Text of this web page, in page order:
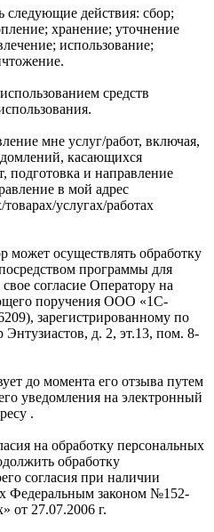
следующие действия: сбор;
хранение; уточнение
использование;
средств
мне услуг/работ, включая,
касающихся
подготовка и направление
в мой адрес
услугах/работах
может осуществлять обработку
программы для
согласие Оператору на
поручения ООО «1С-
зарегистрированному по
Энтузиастов, д. 2, эт.13, пом. 8-
до момента его отзыва путем
уведомления на электронный
.
на обработку персональных
обработку
согласия при наличии
Федеральным законом №152-
от 27.07.2006 г.